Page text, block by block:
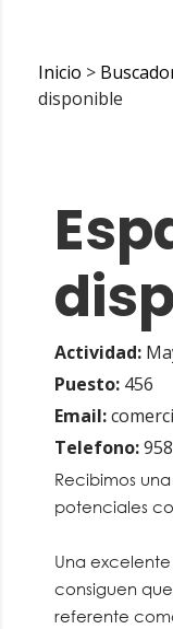
Inicio >
disponible
Actividad:
Puesto: 456
Email:
Telefono:
Recibimos
potenciales
Una
consiguen
referente